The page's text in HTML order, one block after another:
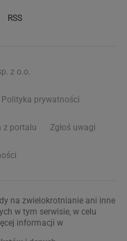
RSS
z o.o.
Polityka prywatności
z portalu Zgłoś uwagi
na zwielokrotnianie ani inne
w tym serwisie, w celu
informacji w